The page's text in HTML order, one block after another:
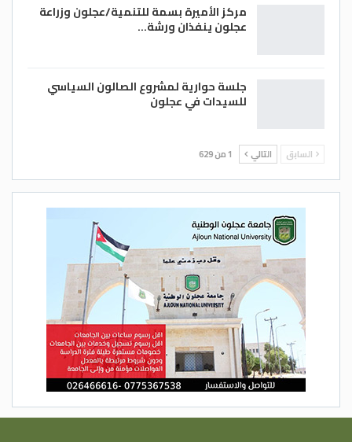
مركز الأميرة بسمة للتنمية/عجلون وزراعة
عجلون ينفذان ورشة…
جلسة حوارية لمشروع الصالون السياسي
للسيدات في عجلون
السابق التالي 1 من 629